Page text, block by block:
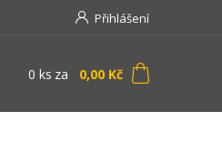
Přihlášení
0 ks za 0,00 Kč